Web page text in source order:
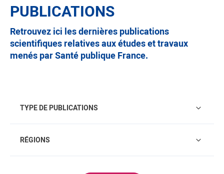
PUBLICATIONS
Retrouvez ici les dernières publications
scientifiques relatives aux études et travaux
menés par Santé publique France.
TYPE DE PUBLICATIONS
RÉGIONS